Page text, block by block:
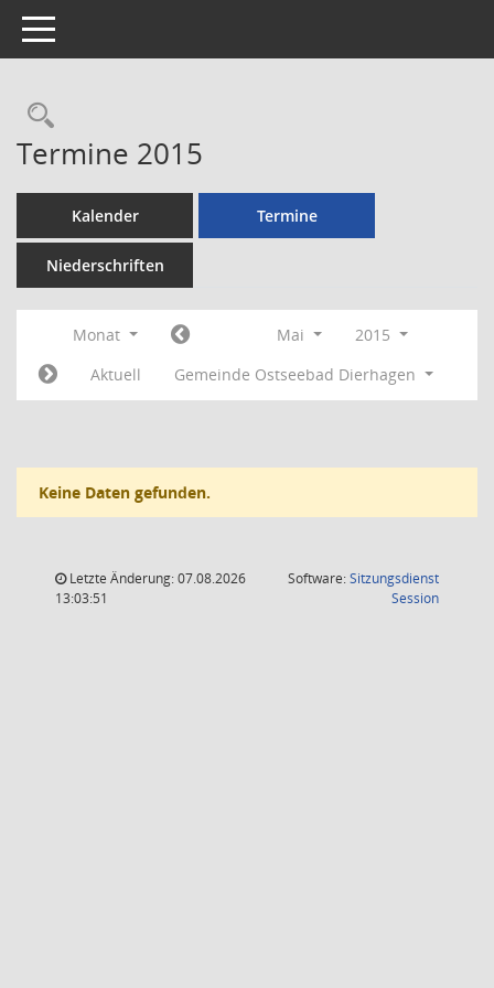
Toggle navigation
Rechercheauswahl
Termine 2015
Kalender Termine
Niederschriften
Monat Mai
2015
Aktuell
Gemeinde Ostseebad Dierhagen
Keine Daten gefunden.
Letzte Änderung: 07.08.2026
13:03:51
Software:Sitzungsdienst
Session(Wird in